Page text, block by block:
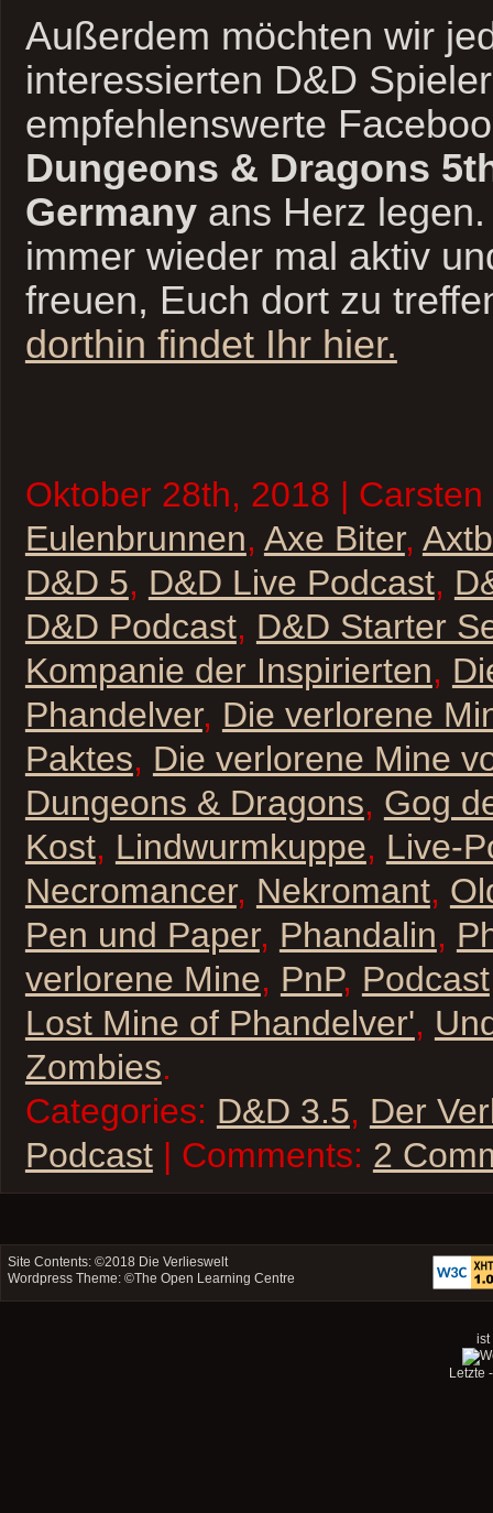
Außerdem möchten wir
interessierten D&D
empfehlenswerte
Dungeons & Dragons
Germanyans Herz
immer wieder mal aktiv
freuen, Euch dort zu
dorthin findet Ihr hier.
Oktober 28th, 2018 |
Eulenbrunnen, Axe Biter,
D&D 5, D&D Live Podcast,
D&D Podcast, D&D Starter
Kompanie der Inspirierten,
Phandelver, Die verlorene
Paktes, Die verlorene Mine
Dungeons & Dragons, Gog
Kost, Lindwurmkuppe, Live-
Necromancer, Nekromant,
Pen und Paper, Phandalin,
verlorene Mine, PnP, Podcast
Lost Mine of Phandelver',
Zombies.
Categories: D&D 3.5, Der
Podcast| Comments: 2
Site Contents: ©2018 Die Verlieswelt
Wordpress Theme: ©The Open Learning Centre
ist
Letzte